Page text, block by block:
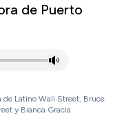
de Puerto
de Latino Wall Street, Bruce
y Bianca Gracia